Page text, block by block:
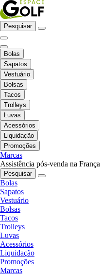
Pesquisar
Bolas
Sapatos
Vestuário
Bolsas
Tacos
Trolleys
Luvas
Acessórios
Liquidação
Promoções
Marcas
Assistência pós-venda na França
Pesquisar
Bolas
Sapatos
Vestuário
Bolsas
Tacos
Trolleys
Luvas
Acessórios
Liquidação
Promoções
Marcas